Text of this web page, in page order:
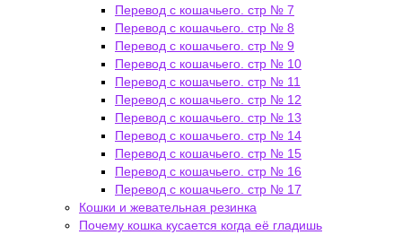
Перевод с кошачьего. стр № 7
Перевод с кошачьего. стр № 8
Перевод с кошачьего. стр № 9
Перевод с кошачьего. стр № 10
Перевод с кошачьего. стр № 11
Перевод с кошачьего. стр № 12
Перевод с кошачьего. стр № 13
Перевод с кошачьего. стр № 14
Перевод с кошачьего. стр № 15
Перевод с кошачьего. стр № 16
Перевод с кошачьего. стр № 17
Кошки и жевательная резинка
Почему кошка кусается когда её гладишь